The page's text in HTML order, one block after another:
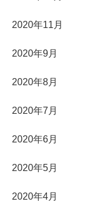
2020年11月
2020年9月
2020年8月
2020年7月
2020年6月
2020年5月
2020年4月